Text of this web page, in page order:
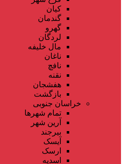
کیان
گندمان
گهرو
لردگان
مال خلیفه
ناغان
نافچ
نقنه
هفشجان
بازگشت
خراسان جنوبی
تمام شهر‌ها
آرین شهر
بیرجند
آیسک
ارسک
اسدیه